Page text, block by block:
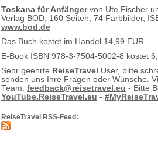
Toskana für Anfängervon Ute Fischer
Verlag BOD, 160 Seiten, 74 Farbbilder,
www.bod.de
Das Buch kostet im Handel 14,99 EUR
E-Book ISBN 978-3-7504-5002-8 kostet
Sehr geehrte ReiseTravel User, bitte
senden uns Ihre Fragen oder Wünsche.
Team: feedback@reisetravel.eu - Bitte
YouTube.ReiseTravel.eu -
ReiseTravel RSS-Feed: